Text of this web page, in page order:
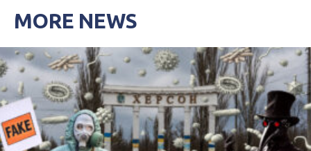
MORE NEWS